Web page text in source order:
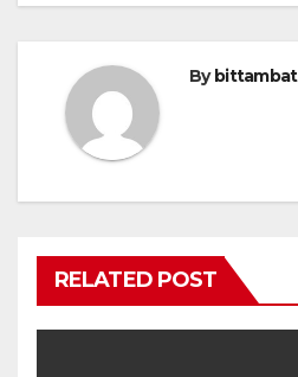
By
RELATED POST